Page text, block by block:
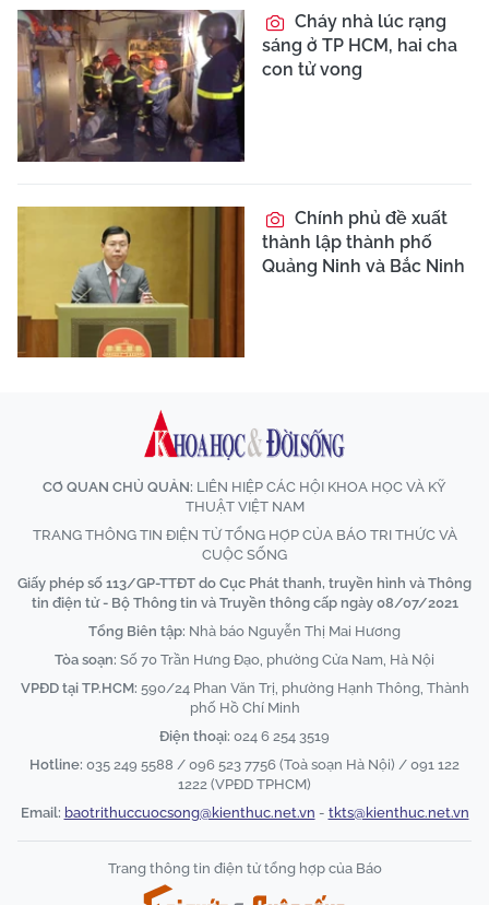
Cháy nhà lúc rạng
sáng ở TP HCM, hai cha
con tử vong
Chính phủ đề xuất
thành lập thành phố
Quảng Ninh và Bắc Ninh
CƠ QUAN CHỦ QUẢN: LIÊN HIỆP CÁC HỘI KHOA HỌC VÀ KỸ
THUẬT VIỆT NAM
TRANG THÔNG TIN ĐIỆN TỬ TỔNG HỢP CỦA BÁO TRI THỨC VÀ
CUỘC SỐNG
Giấy phép số 113/GP-TTĐT do Cục Phát thanh, truyền hình và Thông
tin điện tử - Bộ Thông tin và Truyền thông cấp ngày 08/07/2021
Tổng Biên tập: Nhà báo Nguyễn Thị Mai Hương
Tòa soạn: Số 70 Trần Hưng Đạo, phường Cửa Nam, Hà Nội
VPĐD tại TP.HCM: 590/24 Phan Văn Trị, phường Hạnh Thông, Thành
phố Hồ Chí Minh
Điện thoại: 024 6 254 3519
Hotline: 035 249 5588 / 096 523 7756 (Toà soạn Hà Nội) / 091 122
1222 (VPĐD TPHCM)
Email: baotrithuccuocsong@kienthuc.net.vn - tkts@kienthuc.net.vn
Trang thông tin điện tử tổng hợp của Báo